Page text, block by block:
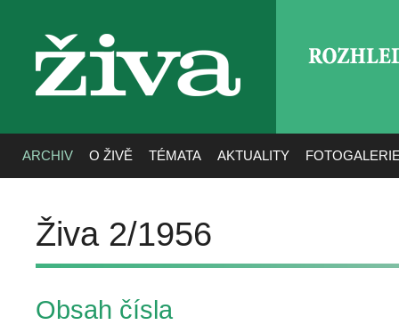
živa
ARCHIV O ŽIVĚ TÉMATA AKTUALITY
Živa 2/1956
Obsah čísla